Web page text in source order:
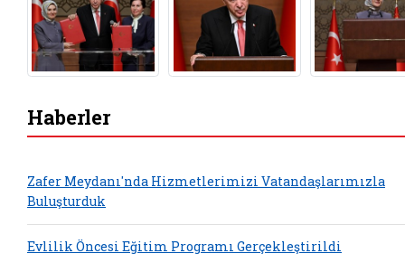
Haberler
Zafer Meydanı'nda Hizmetlerimizi Vatandaşlarımızla
Buluşturduk
Evlilik Öncesi Eğitim Programı Gerçekleştirildi